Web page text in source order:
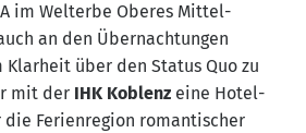
im Welt­erbe Obe­res Mit­tel­
an den Über­nach­tun­gen
Klar­heit über den Sta­tus Quo zu
mit der IHK Koblenz eine Hotel­
die Feri­en­re­gi­on roman­ti­scher